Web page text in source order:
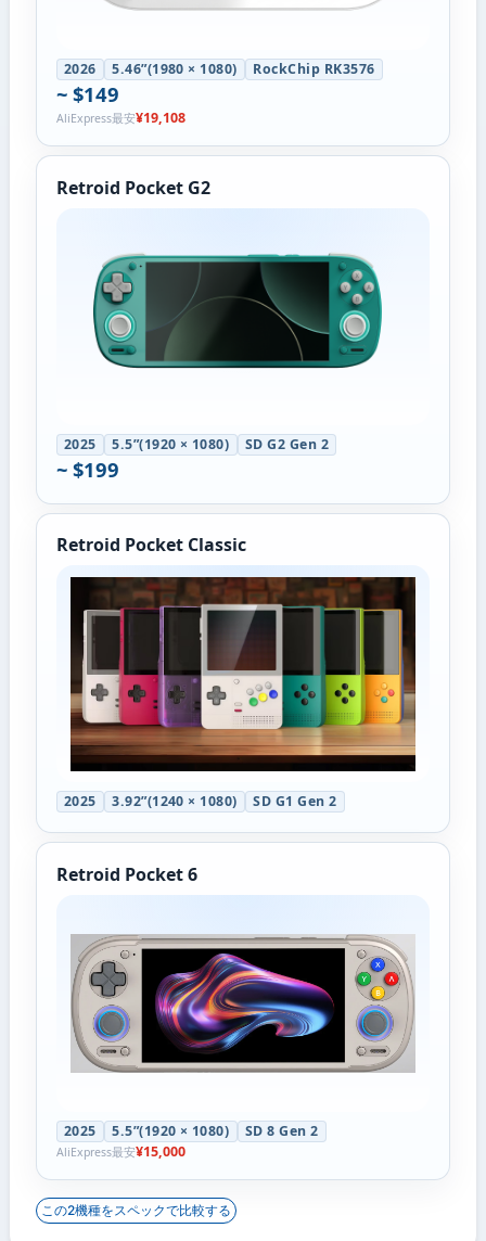
2026 5.46”(1980 × 1080) RockChip RK3576
~ $149
AliExpress最安¥19,108
Retroid Pocket G2
2025 5.5”(1920 × 1080) SD G2 Gen 2
~ $199
Retroid Pocket Classic
2025 3.92”(1240 × 1080) SD G1 Gen 2
Retroid Pocket 6
2025 5.5”(1920 × 1080) SD 8 Gen 2
AliExpress最安¥15,000
この2機種をスペックで比較する